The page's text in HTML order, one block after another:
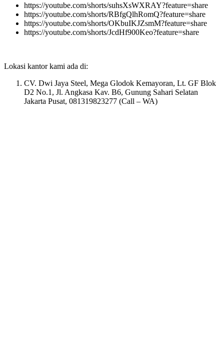
https://youtube.com/shorts/suhsXsWXRAY?feature=share
https://youtube.com/shorts/RBfgQlhRomQ?feature=share
https://youtube.com/shorts/OKbuIKJZsmM?feature=share
https://youtube.com/shorts/JcdHf900Keo?feature=share
Lokasi kantor kami ada di:
CV. Dwi Jaya Steel, Mega Glodok Kemayoran, Lt. GF Blok
D2 No.1, Jl. Angkasa Kav. B6, Gunung Sahari Selatan
Jakarta Pusat, 081319823277 (Call – WA)